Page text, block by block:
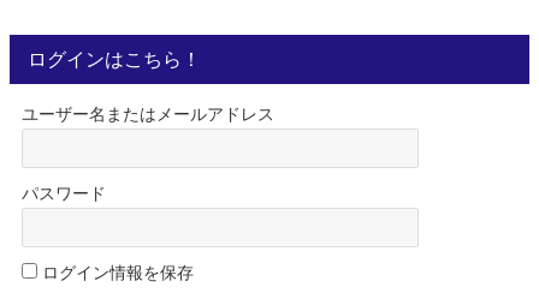
ログインはこちら！
ユーザー名またはメールアドレス
パスワード
ログイン情報を保存